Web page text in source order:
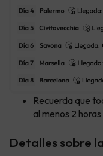
Recuerda que
al menos 2
Detalles sobre